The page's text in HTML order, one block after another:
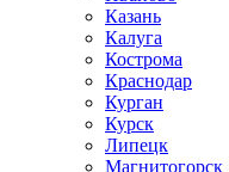
Казань
Калуга
Кострома
Краснодар
Курган
Курск
Липецк
Магнитогорск